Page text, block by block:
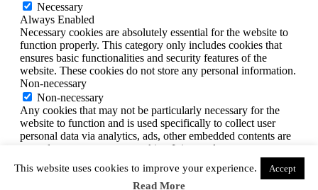
This website uses cookies to improve your experience. Accept
Read More
Necessary
Always Enabled
Necessary cookies are absolutely essential for the website to
function properly. This category only includes cookies that
ensures basic functionalities and security features of the
website. These cookies do not store any personal information.
Non-necessary
Non-necessary
Any cookies that may not be particularly necessary for the
website to function and is used specifically to collect user
personal data via analytics, ads, other embedded contents are
termed as non-necessary cookies. It is mandatory to procure
user consent prior to running these cookies on your website.
SAVE & ACCEPT